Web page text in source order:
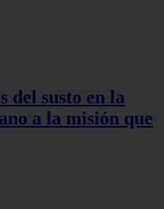
del susto en la
a la misión que